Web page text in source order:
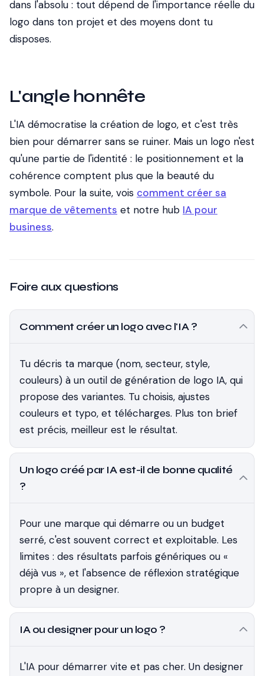
dans l'absolu : tout dépend de l'importance réelle du
logo dans ton projet et des moyens dont tu
disposes.
L'angle honnête
L'IA démocratise la création de logo, et c'est très
bien pour démarrer sans se ruiner. Mais un logo n'est
qu'une partie de l'identité : le positionnement et la
cohérence comptent plus que la beauté du
symbole. Pour la suite, vois comment créer sa
marque de vêtements et notre hub IA pour
business.
Foire aux questions
Comment créer un logo avec l'IA ?
Tu décris ta marque (nom, secteur, style,
couleurs) à un outil de génération de logo IA, qui
propose des variantes. Tu choisis, ajustes
couleurs et typo, et télécharges. Plus ton brief
est précis, meilleur est le résultat.
Un logo créé par IA est-il de bonne qualité
?
Pour une marque qui démarre ou un budget
serré, c'est souvent correct et exploitable. Les
limites : des résultats parfois génériques ou «
déjà vus », et l'absence de réflexion stratégique
propre à un designer.
IA ou designer pour un logo ?
L'IA pour démarrer vite et pas cher. Un designer